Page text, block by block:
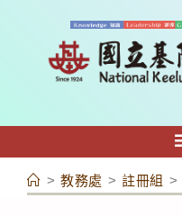
容
> 教務處 > 註冊組 >